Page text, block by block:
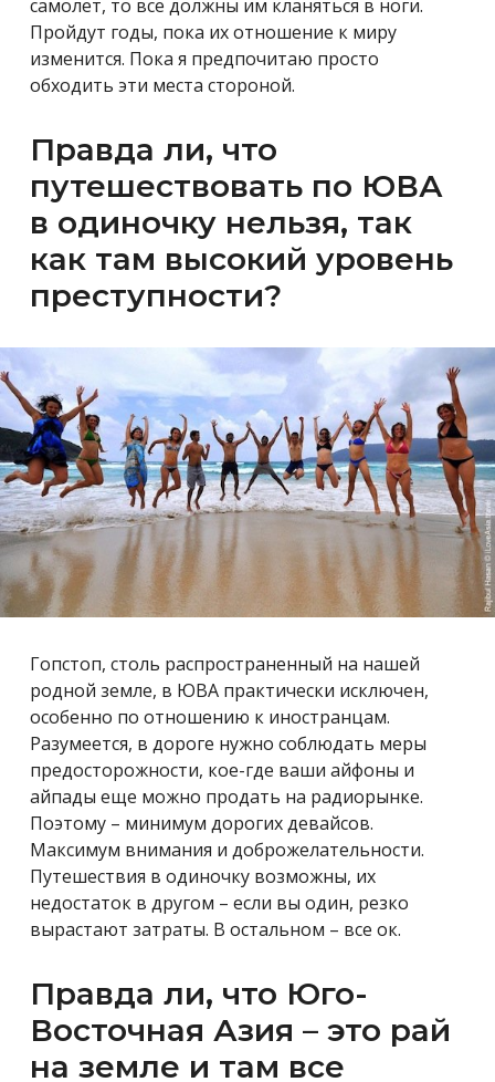
самолет, то все должны им кланяться в ноги.
Пройдут годы, пока их отношение к миру
изменится. Пока я предпочитаю просто
обходить эти места стороной.
Правда ли, что
путешествовать по ЮВА
в одиночку нельзя, так
как там высокий уровень
преступности?
Гопстоп, столь распространенный на нашей
родной земле, в ЮВА практически исключен,
особенно по отношению к иностранцам.
Разумеется, в дороге нужно соблюдать меры
предосторожности, кое-где ваши айфоны и
айпады еще можно продать на радиорынке.
Поэтому – минимум дорогих девайсов.
Максимум внимания и доброжелательности.
Путешествия в одиночку возможны, их
недостаток в другом – если вы один, резко
вырастают затраты. В остальном – все ок.
Правда ли, что Юго-
Восточная Азия – это рай
на земле и там все